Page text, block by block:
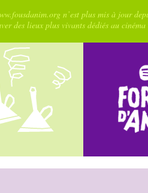
n’est plus mis à jour
des lieux plus vivants dédiés au cinéma